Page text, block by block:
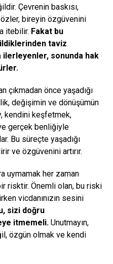
Çevrenin baskısı,
bireyin özgüvenini
itebilir. Fakat bu
taviz
sonunda hak
çıkmadan önce yaşadığı
değişimin ve dönüşümün
kendini keşfetmek,
gerçek benliğiyle
Bu süreçte yaşadığı
ve özgüvenini artırır.
uymamak her zaman
risktir. Önemli olan, bu riski
vicdanınızın sesini
sizi doğru
itmemeli. Unutmayın,
özgün olmak ve kendi